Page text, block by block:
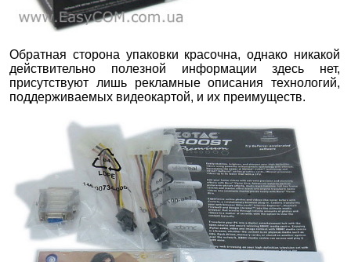
Обратная сторона упаковки красочна, однако никакой
действительно полезной информации здесь нет,
присутствуют лишь рекламные описания технологий,
поддерживаемых видеокартой, и их преимуществ.